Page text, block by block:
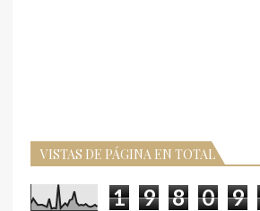
VISTAS DE PÁGINA EN TOTAL
1 9 8 0 9